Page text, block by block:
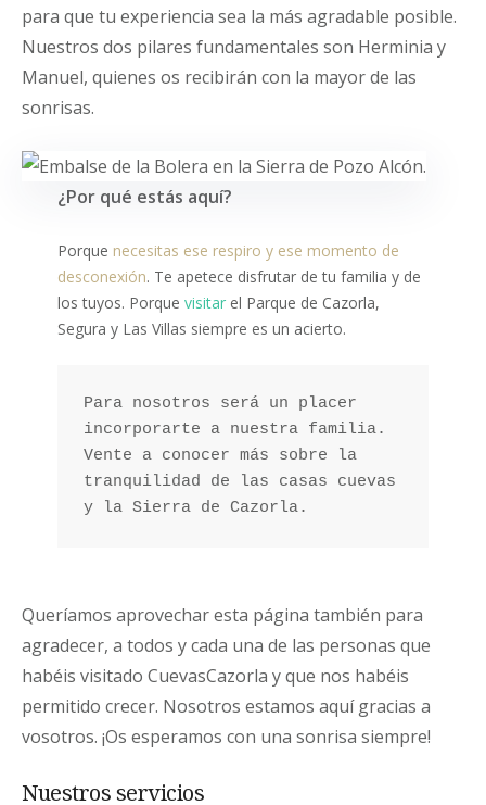
para que tu experiencia sea la más agradable posible.
Nuestros dos pilares fundamentales son Herminia y
Manuel, quienes os recibirán con la mayor de las
sonrisas.
¿Por qué estás aquí?
Porque necesitas ese respiro y ese momento de
desconexión. Te apetece disfrutar de tu familia y de
los tuyos. Porque visitar el Parque de Cazorla,
Segura y Las Villas siempre es un acierto.
Para nosotros será un placer
incorporarte a nuestra familia.
Vente a conocer más sobre la
tranquilidad de las casas cuevas
y la Sierra de Cazorla.
Queríamos aprovechar esta página también para
agradecer, a todos y cada una de las personas que
habéis visitado CuevasCazorla y que nos habéis
permitido crecer. Nosotros estamos aquí gracias a
vosotros. ¡Os esperamos con una sonrisa siempre!
Nuestros servicios